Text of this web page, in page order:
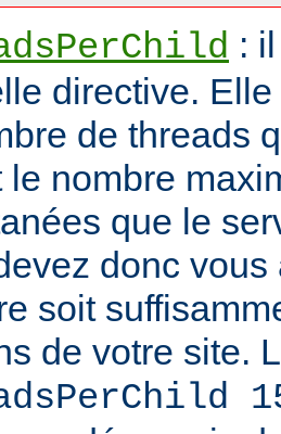
:
directive.
de threads
le nombre
que le
donc vous
soit
de votre site.